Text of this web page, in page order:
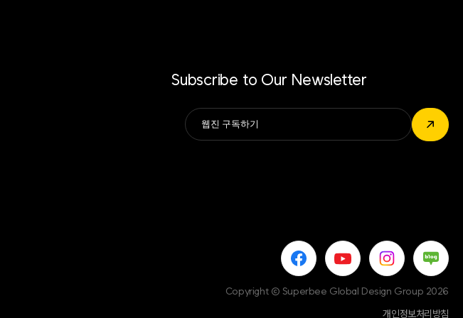
Subscribe to Our Newsletter
↗
Alternative:
Copyright © Superbee Global Design Group 2026
개인정보처리방침